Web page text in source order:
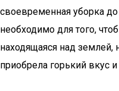
своевременная уборка
необходимо для того,
находящаяся над землей,
приобрела горький вкус